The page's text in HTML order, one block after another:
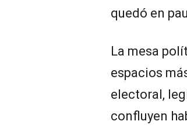
quedó en
La mesa
espacios
electoral,
confluyen